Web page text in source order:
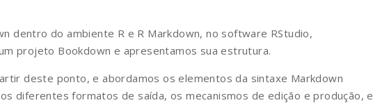
dentro do ambiente R e R Markdown, no software RStudio,
projeto Bookdown e apresentamos sua estrutura.
deste ponto, e abordamos os elementos da sintaxe Markdown
diferentes formatos de saída, os mecanismos de edição e produção, e